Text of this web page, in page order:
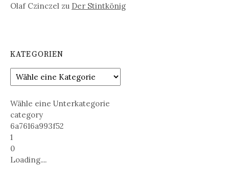
Olaf Czinczel zu Der Stintkönig
KATEGORIEN
Wähle eine Unterkategorie
category
6a7616a993f52
1
0
Loading....